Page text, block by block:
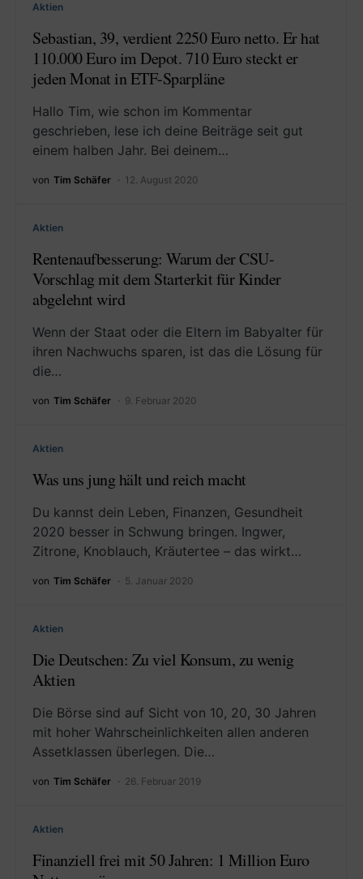
Aktien
Sebastian, 39, verdient 2250 Euro netto. Er hat
110.000 Euro im Depot. 710 Euro steckt er
jeden Monat in ETF-Sparpläne
Hallo Tim, wie schon im Kommentar
geschrieben, lese ich deine Beiträge seit gut
einem halben Jahr. Bei deinem…
von Tim Schäfer 12. August 2020
Aktien
Rentenaufbesserung: Warum der CSU-
Vorschlag mit dem Starterkit für Kinder
abgelehnt wird
Wenn der Staat oder die Eltern im Babyalter für
ihren Nachwuchs sparen, ist das die Lösung für
die…
von Tim Schäfer 9. Februar 2020
Aktien
Was uns jung hält und reich macht
Du kannst dein Leben, Finanzen, Gesundheit
2020 besser in Schwung bringen. Ingwer,
Zitrone, Knoblauch, Kräutertee – das wirkt…
von Tim Schäfer 5. Januar 2020
Aktien
Die Deutschen: Zu viel Konsum, zu wenig
Aktien
Die Börse sind auf Sicht von 10, 20, 30 Jahren
mit hoher Wahrscheinlichkeiten allen anderen
Assetklassen überlegen. Die…
von Tim Schäfer 26. Februar 2019
Aktien
Finanziell frei mit 50 Jahren: 1 Million Euro